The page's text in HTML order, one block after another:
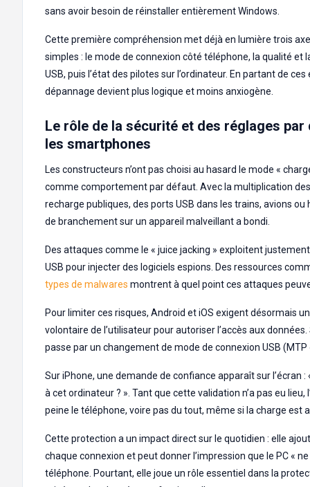
sans avoir besoin de réinstaller entièrement Windows.
Cette première compréhension met déjà en lumière trois
simples : le mode de connexion côté téléphone, la qualité et
USB, puis l’état des pilotes sur l’ordinateur. En partant de
dépannage devient plus logique et moins anxiogène.
Le rôle de la sécurité et des réglages
les smartphones
Les constructeurs n’ont pas choisi au hasard le mode «
comme comportement par défaut. Avec la multiplication
recharge publiques, des ports USB dans les trains, avions ou
de branchement sur un appareil malveillant a bondi.
Des attaques comme le « juice jacking » exploitent
USB pour injecter des logiciels espions. Des ressources
types de malwares montrent à quel point ces attaques
Pour limiter ces risques, Android et iOS exigent désormais
volontaire de l’utilisateur pour autoriser l’accès aux
passe par un changement de mode de connexion USB (MTP
Sur iPhone, une demande de confiance apparaît sur l’écran :
à cet ordinateur ? ». Tant que cette validation n’a pas eu lieu,
peine le téléphone, voire pas du tout, même si la charge est
Cette protection a un impact direct sur le quotidien : elle
chaque connexion et peut donner l’impression que le PC «
téléphone. Pourtant, elle joue un rôle essentiel dans la